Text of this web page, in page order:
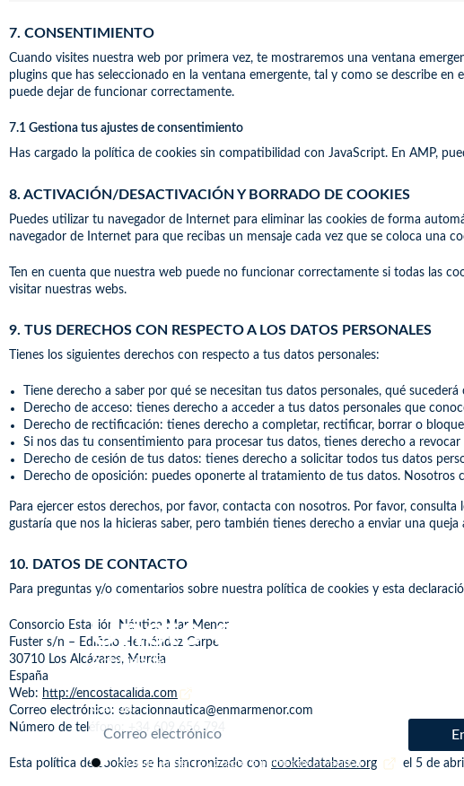
7. CONSENTIMIENTO
Cuando visites nuestra web por primera vez, te mostraremos una ventana
plugins que has seleccionado en la ventana emergente, tal y como se describe
puede dejar de funcionar correctamente.
7.1 Gestiona tus ajustes de consentimiento
Has cargado la política de cookies sin compatibilidad con JavaScript. En AMP,
8. ACTIVACIÓN/DESACTIVACIÓN Y BORRADO DE COOKIES
Puedes utilizar tu navegador de Internet para eliminar las cookies de forma
navegador de Internet para que recibas un mensaje cada vez que se coloca una
Ten en cuenta que nuestra web puede no funcionar correctamente si todas las
visitar nuestras webs.
9. TUS DERECHOS CON RESPECTO A LOS DATOS PERSONALES
Tienes los siguientes derechos con respecto a tus datos personales:
Tiene derecho a saber por qué se necesitan tus datos personales, qué
Derecho de acceso: tienes derecho a acceder a tus datos personales que
Derecho de rectificación: tienes derecho a completar, rectificar, borrar o
Si nos das tu consentimiento para procesar tus datos, tienes derecho a
Derecho de cesión de tus datos: tienes derecho a solicitar todos tus datos
Derecho de oposición: puedes oponerte al tratamiento de tus datos.
Para ejercer estos derechos, por favor, contacta con nosotros. Por favor,
gustaría que nos la hicieras saber, pero también tienes derecho a enviar una
10. DATOS DE CONTACTO
Para preguntas y/o comentarios sobre nuestra política de cookies y esta
Consorcio Estación Náutica Mar Menor
Fuster s/n – Edificio Hernández Carpe
30710 Los Alcázares, Murcia
España
Web: http://encostacalida.com
Correo electrónico: estacionnautica@enmarmenor.com
Número de teléfono: +34 609 656 794
Esta política de cookies se ha sincronizado con cookiedatabase.org el 5 de
Únete a nosotros
Actividades, eventos, novedades… Descubre antes
nadie todo lo que se mueve en Estación Náutica
Cálida.
He leído, entiendo y acepto lapolítica de privacidad.